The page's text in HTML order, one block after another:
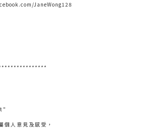
JaneWong128
"
個人意見及感受，